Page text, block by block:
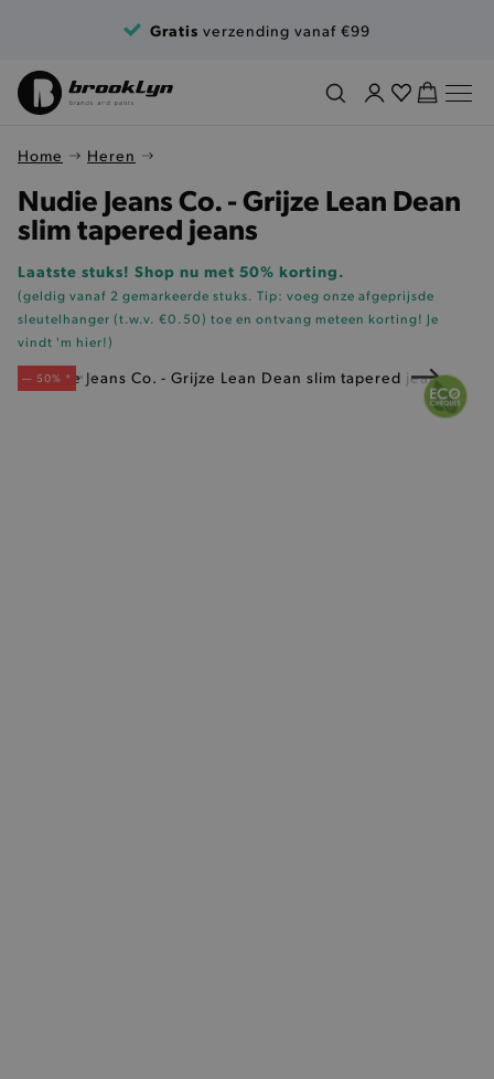
Gratis verzending vanaf €99
Home Heren
Nudie Jeans Co. - Grijze Lean Dean
slim tapered jeans
Laatste stuks! Shop nu met 50% korting.
(geldig vanaf 2 gemarkeerde stuks. Tip: voeg onze afgeprijsde
sleutelhanger (t.w.v. €0.50) toe en ontvang meteen korting! Je
vindt 'm hier!)
— 50% *